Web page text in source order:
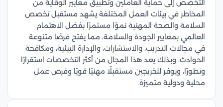
التخصص إلى حماية العاملين وتطبيق معايير الوقاية من
المخاطر في بيئات العمل المختلفة.يشهد مستقبل تخصص
السلامة والصحة المهنية نموًا مستمرًا بفضل الاهتمام
العالمي بمعايير الجودة والسلامة، مما يفتح فرصًا متنوعة
في مجالات التدريب، والاستشارات، والإدارة البيئية، ومكافحة
الحوادث، وبذلك يعد هذا المجال من أكثر التخصصات استقرارًا
وتطورًا، ويوفر للخريجين مستقبلًا مهنيًا قويًا وفرص عمل
محلية ودولية متميزة.